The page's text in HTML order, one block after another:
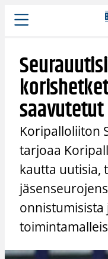
Siirry
sisältöön
Koripalloliiton
tarjoaa
kautta uutisia,
onnistumisista